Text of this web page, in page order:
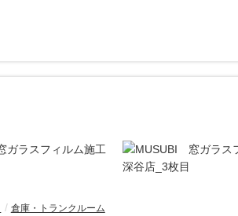
倉庫・トランクルーム